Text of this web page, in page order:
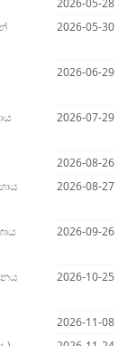
2026-05-28
2026-05-30
2026-06-29
2026-07-29
2026-08-26
2026-08-27
2026-09-26
2026-10-25
2026-11-08